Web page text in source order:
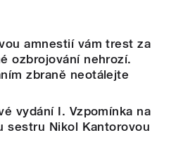
amnestií vám trest za
ozbrojování nehrozí.
zbraně neotálejte
vydání I. Vzpomínka na
sestru Nikol Kantorovou